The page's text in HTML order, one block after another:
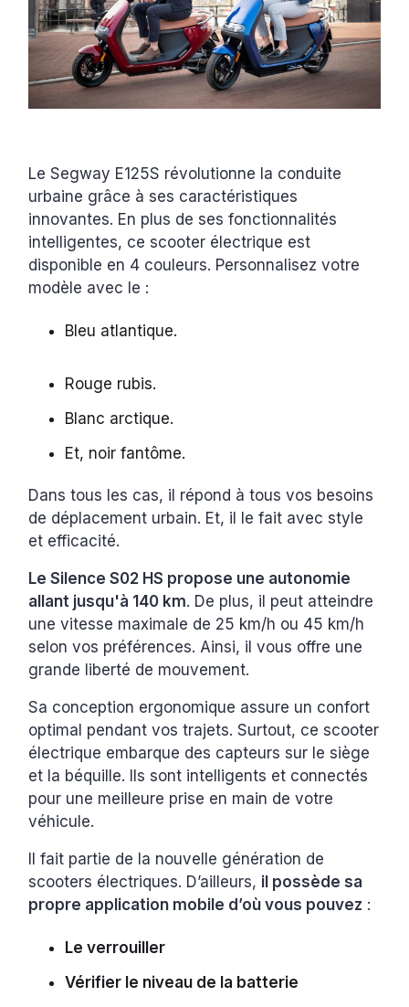
Le Segway E125S révolutionne la conduite
urbaine grâce à ses caractéristiques
innovantes. En plus de ses fonctionnalités
intelligentes, ce scooter électrique est
disponible en 4 couleurs. Personnalisez votre
modèle avec le :
Bleu atlantique.
Rouge rubis.
Blanc arctique.
Et, noir fantôme.
Dans tous les cas, il répond à tous vos besoins
de déplacement urbain. Et, il le fait avec style
et efficacité.
Le Silence S02 HS propose une autonomie
allant jusqu'à 140 km. De plus, il peut atteindre
une vitesse maximale de 25 km/h ou 45 km/h
selon vos préférences. Ainsi, il vous offre une
grande liberté de mouvement.
Sa conception ergonomique assure un confort
optimal pendant vos trajets. Surtout, ce scooter
électrique embarque des capteurs sur le siège
et la béquille. Ils sont intelligents et connectés
pour une meilleure prise en main de votre
véhicule.
Il fait partie de la nouvelle génération de
scooters électriques. D’ailleurs, il possède sa
propre application mobile d’où vous pouvez :
Le verrouiller
Vérifier le niveau de la batterie